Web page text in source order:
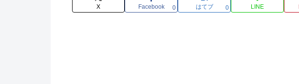
X Facebook 0 はてブ 0 LINE